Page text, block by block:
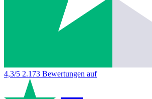
4,3/5 2.173 Bewertungen auf